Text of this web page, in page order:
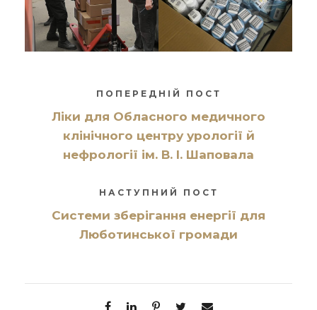
ПОПЕРЕДНІЙ ПОСТ
Ліки для Обласного медичного
клінічного центру урології й
нефрології ім. В. І. Шаповала
НАСТУПНИЙ ПОСТ
Системи зберігання енергії для
Люботинської громади